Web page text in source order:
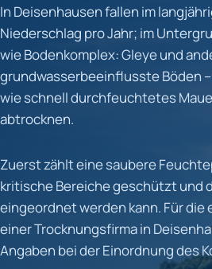
In Deisenhausen fallen im
Niederschlag pro Jahr; im
wie Bodenkomplex: Gleye und
grundwasserbeeinflusste Böden
wie schnell durchfeuchtetes
abtrocknen.
Zuerst zählt eine saubere
kritische Bereiche geschützt und
eingeordnet werden kann. Für
einer Trocknungsfirma in
Angaben bei der Einordnung des